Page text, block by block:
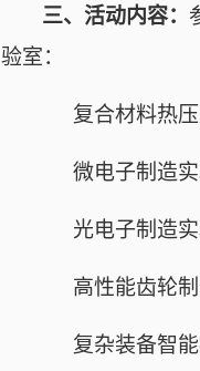
三、 活动内容：
验室：
复合材料热
微电子制造
光电子制造
高性能齿轮
复杂装备智